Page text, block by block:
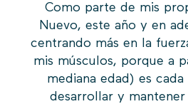
Como parte de mis
Nuevo, este año y en
centrando más en la
mis músculos, porque a
mediana edad) es cada
desarrollar y